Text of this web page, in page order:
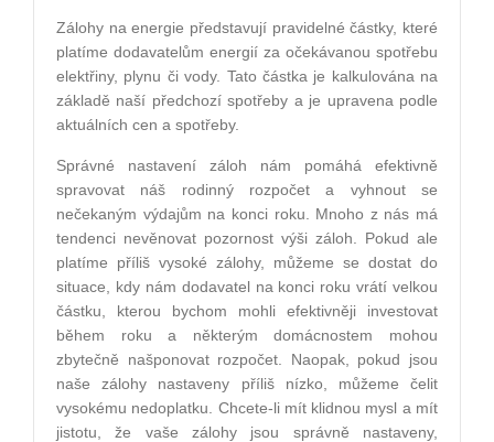
Zálohy na energie představují pravidelné částky, které
platíme dodavatelům energií za očekávanou spotřebu
elektřiny, plynu či vody. Tato částka je kalkulována na
základě naší předchozí spotřeby a je upravena podle
aktuálních cen a spotřeby.
Správné nastavení záloh nám pomáhá efektivně
spravovat náš rodinný rozpočet a vyhnout se
nečekaným výdajům na konci roku. Mnoho z nás má
tendenci nevěnovat pozornost výši záloh. Pokud ale
platíme příliš vysoké zálohy, můžeme se dostat do
situace, kdy nám dodavatel na konci roku vrátí velkou
částku, kterou bychom mohli efektivněji investovat
během roku a některým domácnostem mohou
zbytečně našponovat rozpočet. Naopak, pokud jsou
naše zálohy nastaveny příliš nízko, můžeme čelit
vysokému nedoplatku. Chcete-li mít klidnou mysl a mít
jistotu, že vaše zálohy jsou správně nastaveny,